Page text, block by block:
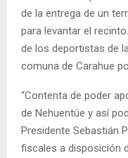
de la entrega de un
para levantar el
de los deportistas de
comuna de Carahue
“Contenta de poder
de Nehuentúe y así
Presidente Sebastián
fiscales a disposición